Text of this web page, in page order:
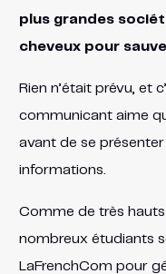
plus grandes
cheveux pour
Rien n’était prévu, et
communicant aime
avant de se
informations.
Comme de très
nombreux étudiants
LaFrenchCom pour